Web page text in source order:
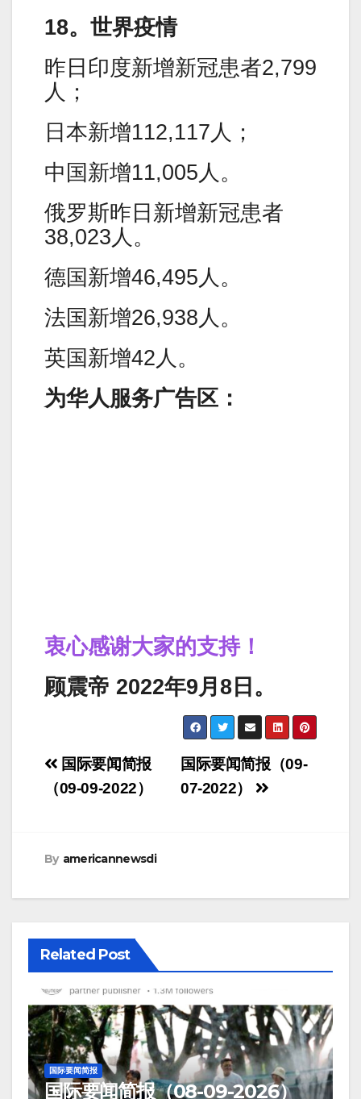
18。世界疫情
昨日印度新增新冠患者2,799
人；
日本新增112,117人；
中国新增11,005人。
俄罗斯昨日新增新冠患者
38,023人。
德国新增46,495人。
法国新增26,938人。
英国新增42人。
为华人服务广告区：
衷心感谢大家的支持！
顾震帝 2022年9月8日。
Post
navigation
国际要闻简报（09-
07-2022）
国际要闻简报
（09-09-2022）
By americannewsdi
Related Post
国际要闻简报
国际要闻简报（08-09-2026）